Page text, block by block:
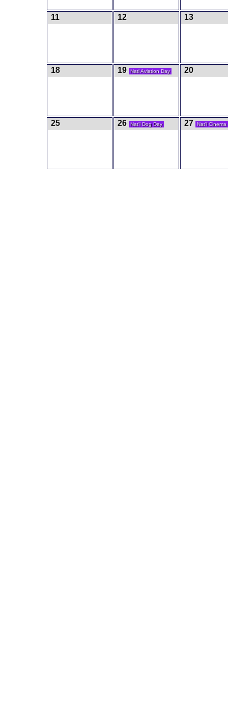
11 12 13
18 19 Natl Aviation Day 20
25 26 Nat'l Dog Day 27 Nat'l Cinema